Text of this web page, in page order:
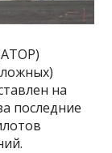
на
последние